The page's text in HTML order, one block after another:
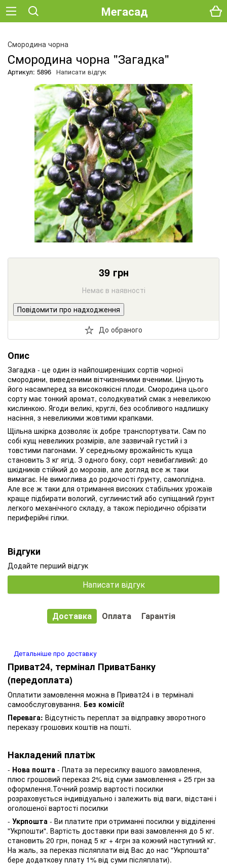
Мегасад
Смородина чорна
Смородина чорна "Загадка"
Артикул: 5896 Написати відгук
39грн
Немає в наявності
Повідомити про надходження
До обраного
Опис
Загадка - це один із найпоширеніших сортів чорної
смородини, виведеними вітчизняними вченими. Цінують
його насамперед за високоякісні плоди. Смородина цього
сорту має тонкий аромат, солодкуватий смак з невеликою
кислинкою. Ягоди великі, круглі, без особливого надлишку
насіння, з невеликими жовтими крапками.
Щільна шкірка дозволяє їх добре транспортувати. Сам по
собі кущ невеликих розмірів, але зазвичай густий і з
товстими пагонами. У середньому врожайність куща
становить 3 кг ягід. З одного боку, сорт невибагливий: до
шкідників стійкий до морозів, але догляд все ж таки
вимагає. Не вимоглива до родючості ґрунту, самоплідна.
Але все ж таки для отримання високих стабільних урожаїв
краще підбирати вологий, суглинистий або супіщаний ґрунт
легкого механічного складу, а також періодично обрізати
периферійні гілки.
Відгуки
Додайте перший відгук
Написати відгук
Доставка Оплата Гарантія
Детальніше про доставку
Приват24, термінал ПриватБанку
(передоплата)
Оплатити замовлення можна в Приват24 і в терміналі
самообслуговування. Без комісії!
Перевага: Відсутність переплат за відправку зворотного
переказу грошових коштів на пошті.
Накладений платіж
- Нова пошта - Плата за пересилку вашого замовлення,
плюс грошовий переказ 2% від суми замовлення + 25 грн за
оформлення.Точний розмір вартості посилки
розраховується індивідуально і залежить від ваги, відстані і
оголошеної вартості посилки
- Укрпошта - Ви платите при отриманні посилки у відділенні
"Укрпошти". Вартість доставки при вазі замовлення до 5 кг.
становить 20 грн, понад 5 кг + 4грн за кожний наступний кг.
На жаль, за переказ післяплати від Вас до нас "Укрпошта"
бере додаткову плату 1% від суми післяплати).